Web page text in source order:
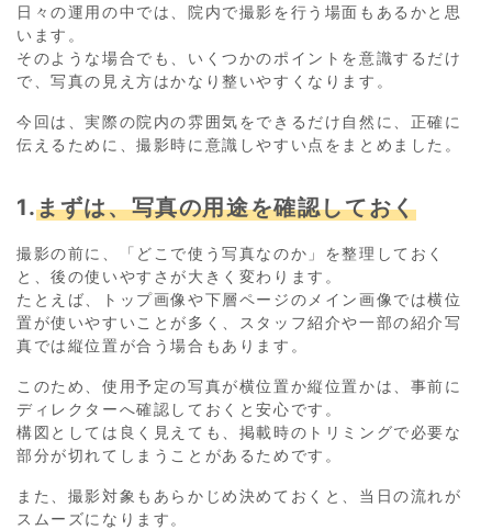
日々の運用の中では、院内で撮影を行う場面もあるかと思
います。
そのような場合でも、いくつかのポイントを意識するだけ
で、写真の見え方はかなり整いやすくなります。
今回は、実際の院内の雰囲気をできるだけ自然に、正確に
伝えるために、撮影時に意識しやすい点をまとめました。
1.まずは、写真の用途を確認しておく
撮影の前に、「どこで使う写真なのか」を整理しておく
と、後の使いやすさが大きく変わります。
たとえば、トップ画像や下層ページのメイン画像では横位
置が使いやすいことが多く、スタッフ紹介や一部の紹介写
真では縦位置が合う場合もあります。
このため、使用予定の写真が横位置か縦位置かは、事前に
ディレクターへ確認しておくと安心です。
構図としては良く見えても、掲載時のトリミングで必要な
部分が切れてしまうことがあるためです。
また、撮影対象もあらかじめ決めておくと、当日の流れが
スムーズになります。